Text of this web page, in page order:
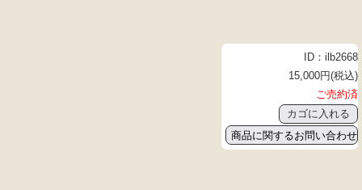
ID：ilb2668
15,000円(税込)
ご売約済
商品に関するお問い合わせ